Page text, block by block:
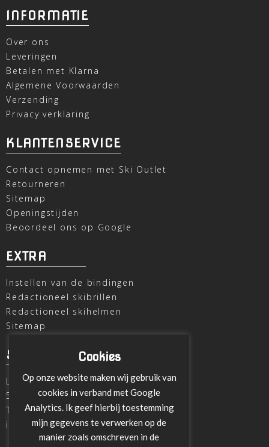
INFORMATIE
Over ons
Leveringen
Betalen met Klarna
Algemene Voorwaarden
Verzending
Privacy verklaring
KLANTENSERVICE
Contact opnemen met Ski Outlet
Retourneren
Sitemap
Openingstijden
Beoordeel ons op Google
EXTRA
Instellen van de bindingen
Redactioneel skibrillen
Redactioneel skihelmen
Sitemap
SKI OUTLET
Laagheidehof 8
5804 XC Venray
T
+31 478 515696
info@ski-outlet-venray.nl
Cookies
Op onze website maken wij gebruik van
cookies in verband met Google
Analytics. Ik geef hierbij toestemming
mijn gegevens te verwerken op de
manier zoals omschreven in de